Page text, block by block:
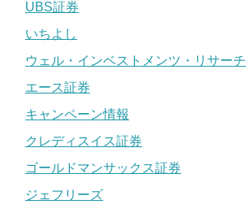
UBS証券
いちよし
ウェル・インベストメンツ・リサーチ
エース証券
キャンペーン情報
クレディスイス証券
ゴールドマンサックス証券
ジェフリーズ